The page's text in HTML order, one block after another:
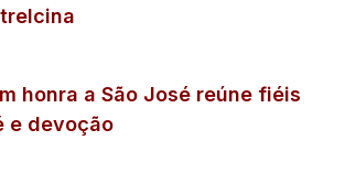
honra a São José reúne fiéis
e devoção